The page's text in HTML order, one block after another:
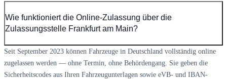
Wie funktioniert die Online-Zulassung über die
Zulassungsstelle Frankfurt am Main?
Seit September 2023 können Fahrzeuge in Deutschland vollständig online
zugelassen werden — ohne Termin, ohne Behördengang. Sie geben die
Sicherheitscodes aus Ihren Fahrzeugunterlagen sowie eVB- und IBAN-